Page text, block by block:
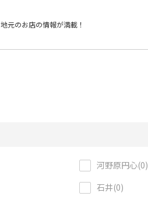
地元のお店の情報が満載！
河野原円心(0)
石井(0)